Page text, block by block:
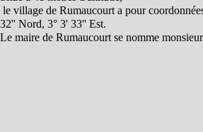
le village de Rumaucourt a pour
32'' Nord, 3° 3' 33'' Est.
Le maire de Rumaucourt se nomme